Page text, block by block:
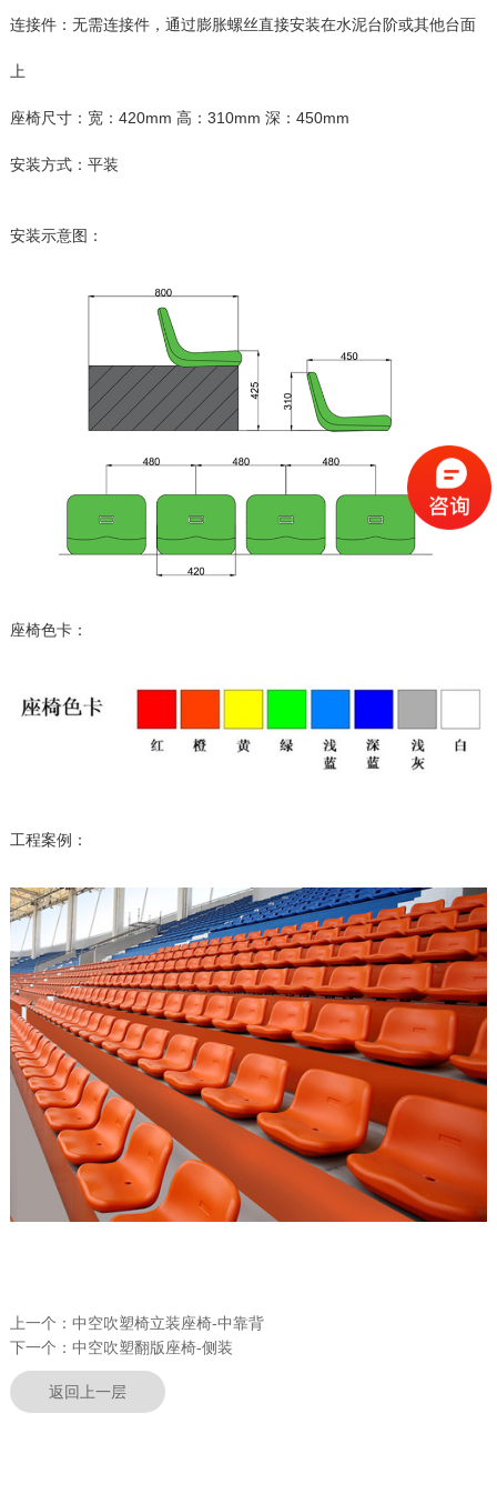
连接件：无需连接件，通过膨胀螺丝直接安装在水泥台阶或其他台面
上
座椅尺寸：宽：420mm 高：310mm 深：450mm
安装方式：平装
安装示意图：
座椅色卡：
工程案例：
上一个： 中空吹塑椅立装座椅-中靠背
下一个： 中空吹塑翻版座椅-侧装
返回上一层